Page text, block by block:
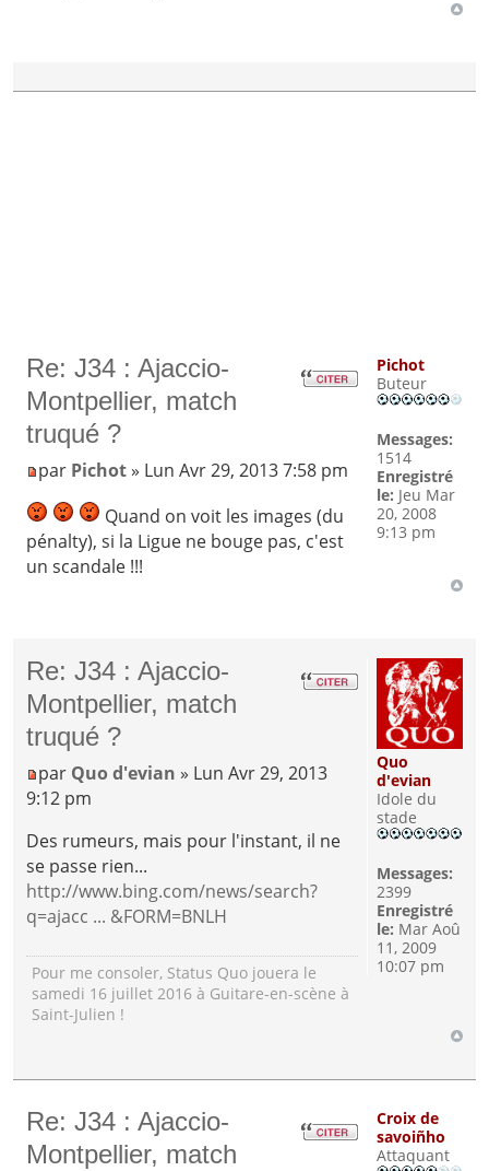
Re: J34 : Ajaccio-
Montpellier, match
truqué ?
par Pichot» Lun Avr 29, 2013 7:58 pm
Quand on voit les images (du
pénalty), si la Ligue ne bouge pas, c'est
un scandale !!!
Pichot
Buteur
Messages:
1514
Enregistré
le: Jeu Mar
20, 2008
9:13 pm
Re: J34 : Ajaccio-
Montpellier, match
truqué ?
par Quo d'evian » Lun Avr 29, 2013
9:12 pm
Des rumeurs, mais pour l'instant, il ne
se passe rien...
http://www.bing.com/news/search?
q=ajacc ... &FORM=BNLH
Pour me consoler, Status Quo jouera le
samedi 16 juillet 2016 à Guitare-en-scène à
Saint-Julien !
Quo
d'evian
Idole du
stade
Messages:
2399
Enregistré
le: Mar Aoû
11, 2009
10:07 pm
Re: J34 : Ajaccio-
Montpellier, match
Croix de
savoiñho
Attaquant